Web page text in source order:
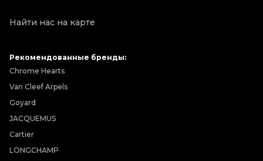
Найти нас на карте
Рекомендованные бренды:
Chrome Hearts
Van Cleef Arpels
Goyard
JACQUEMUS
Cartier
LONGCHAMP